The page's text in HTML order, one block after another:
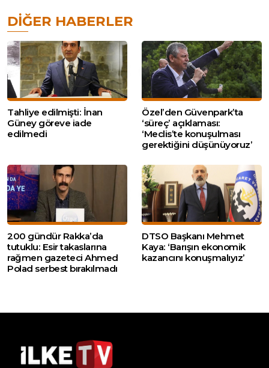
DIĞER HABERLER
Tahliye edilmişti: İnan
Güney göreve iade
edilmedi
Özel’den Güvenpark’ta
‘süreç’ açıklaması:
‘Meclis’te konuşulması
gerektiğini düşünüyoruz’
200 gündür Rakka’da
tutuklu: Esir takaslarına
rağmen gazeteci Ahmed
Polad serbest bırakılmadı
DTSO Başkanı Mehmet
Kaya: ‘Barışın ekonomik
kazancını konuşmalıyız’